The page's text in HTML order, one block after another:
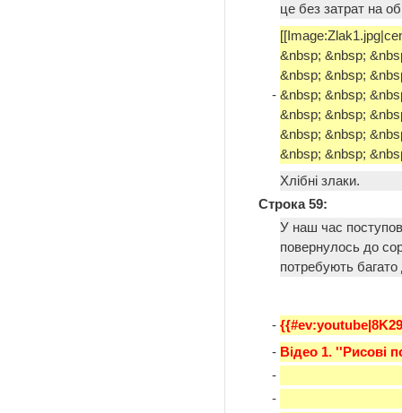
це без затрат на
-
&nbsp; &nbsp;
&nbsp; &nbsp;
&nbsp; &nbsp;
&nbsp; &nbsp;
&nbsp; &nbsp;
&nbsp; &nbsp;
Хлібні злаки.
Строка 59:
У наш час
повернулось до
потребують багато
-
- Відео 1. ''Рисові
-
-